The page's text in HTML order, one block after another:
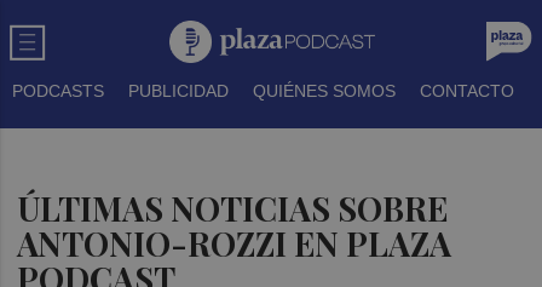
PODCASTS PUBLICIDAD QUIÉNES SOMOS CONTACTO
ÚLTIMAS NOTICIAS SOBRE
ANTONIO-ROZZI EN PLAZA